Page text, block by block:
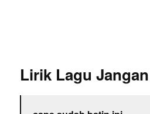
Lirik Lagu